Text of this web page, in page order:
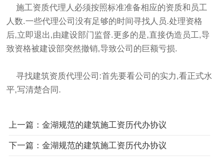
施工资质代理人必须按照标准准备相应的资质和员工
人数.一些代理公司没有足够的时间寻找人员.处理资格
后,立即退出,由建设部门监督.更多的是,直接伪造员工,导
致资格被建设部突然撤销,导致公司的巨额亏损.
寻找建筑资质代理公司:首先要看公司的实力,看正式水
平,写清楚合同.
上一篇：金湖规范的建筑施工资历代办协议
下一篇：金湖规范的建筑施工资历代办协议